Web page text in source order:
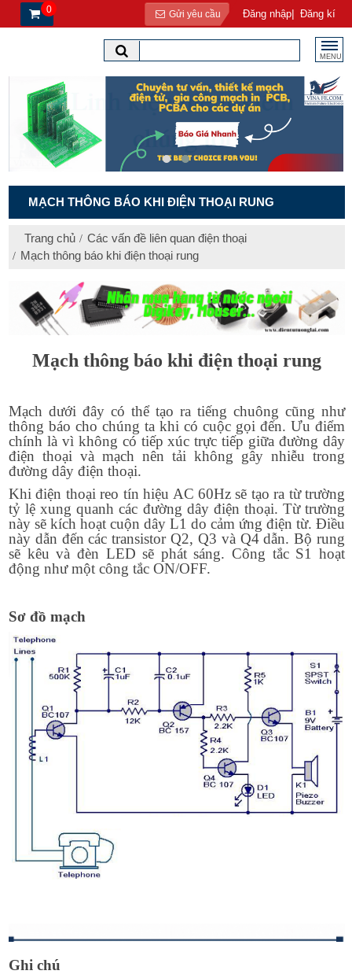
0 Gửi yêu cầu Đăng nhập| Đăng kí
MENU
MẠCH THÔNG BÁO KHI ĐIỆN THOẠI RUNG
Trang chủ
Các vấn đề liên quan điện thoại
Mạch thông báo khi điện thoại rung
Mạch thông báo khi điện thoại rung
Mạch dưới đây có thể tạo ra tiếng chuông cũng như
thông báo cho chúng ta khi có cuộc gọi đến. Ưu điểm
chính là vì không có tiếp xúc trực tiếp giữa đường dây
điện thoại và mạch nên tải không gây nhiễu trong
đường dây điện thoại.
Khi điện thoại reo tín hiệu AC 60Hz sẽ tạo ra từ trường
tỷ lệ xung quanh các đường dây điện thoại. Từ trường
này sẽ kích hoạt cuộn dây L1 do cảm ứng điện từ. Điều
này dẫn đến các transistor Q2, Q3 và Q4 dẫn. Bộ rung
sẽ kêu và đèn LED sẽ phát sáng. Công tắc S1 hoạt
động như một công tắc ON/OFF.
Sơ đồ mạch
Ghi chú